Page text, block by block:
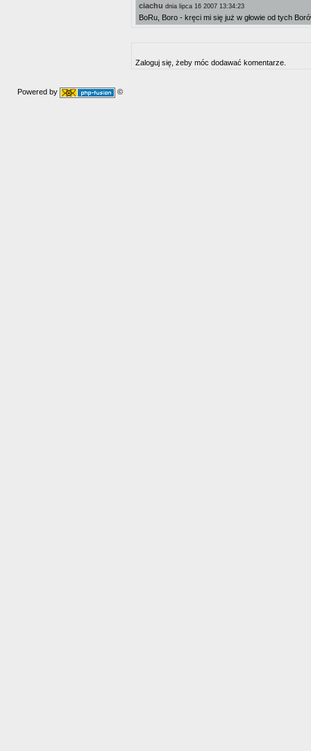
ciachu dnia lipca 16 2007 13:34:23
BoRu, Boro - kręci mi się już w głowie od tych
Zaloguj się, żeby móc dodawać komentarze.
Powered by ©